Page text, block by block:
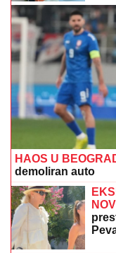
HAOS U
demoliran auto